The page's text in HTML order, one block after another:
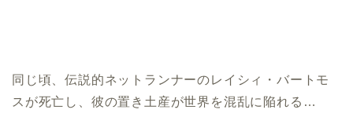
同じ頃、伝説的ネットランナーのレイシィ・バートモ
スが死亡し、彼の置き土産が世界を混乱に陥れる…